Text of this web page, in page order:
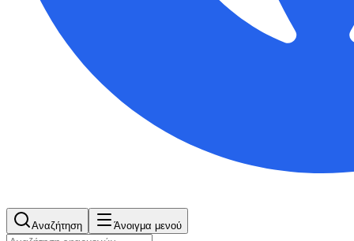
Αναζήτηση Άνοιγμα μενού